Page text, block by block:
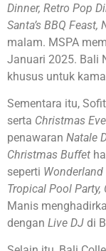
Dinner, Retro Pop
Santa’s BBQ Feast,
malam. MSPA
Januari 2025. Bali
khusus untuk
Sementara itu,
serta Christmas
penawaran Natale
Christmas Buffet
seperti Wonderland
Tropical Pool
Manis
dengan Live DJ di